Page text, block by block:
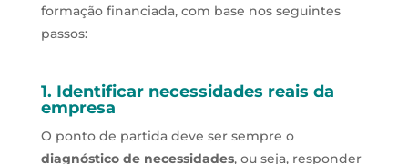
formação financiada, com base nos seguintes
passos:
1. Identificar necessidades reais da
empresa
O ponto de partida deve ser sempre o
diagnóstico de necessidades, ou seja, responder